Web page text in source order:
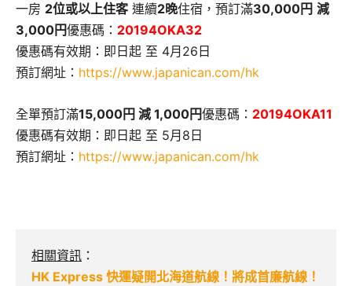
一房 2位或以上住客 連續2晚住宿，預訂滿30,000円 減
3,000円優惠碼： 20194OKA32
優惠碼有效期：即日起 至 4月26日
預訂網址： https://www.japanican.com/hk
全單預訂滿15,000円 減 1,000円優惠碼： 20194OKA11
優惠碼有效期：即日起 至 5月8日
預訂網址： https://www.japanican.com/hk
相關資訊 ：
HK Express 快運疑開北海道航線！將成首廉航線！